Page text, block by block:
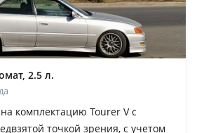
2.5 л.
комплектацию Tourer V с
точкой зрения, с учетом